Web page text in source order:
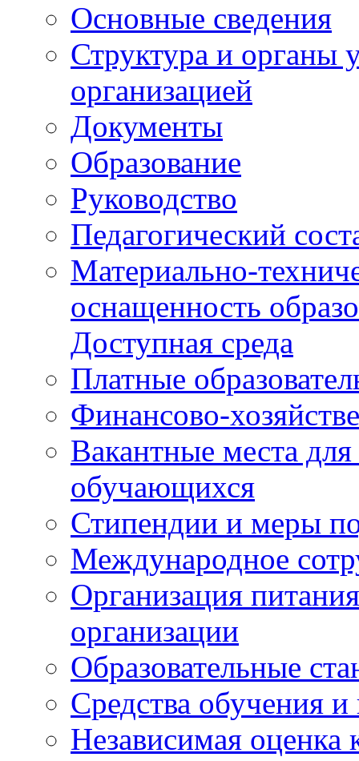
Основные сведения
Структура и органы
организацией
Документы
Образование
Руководство
Педагогический
Материально-
оснащенность
Доступная среда
Платные
Финансово-
Вакантные места
обучающихся
Стипендии и меры
Международное
Организация
организации
Образовательные
Средства обучения и
Независимая оценка